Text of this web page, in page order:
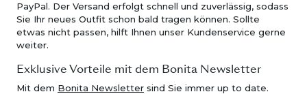
PayPal. Der Versand erfolgt schnell und zuverlässig, sodass
Sie Ihr neues Outfit schon bald tragen können. Sollte
etwas nicht passen, hilft Ihnen unser Kundenservice gerne
weiter.
Exklusive Vorteile mit dem Bonita Newsletter
Mit dem Bonita Newsletter sind Sie immer up to date.